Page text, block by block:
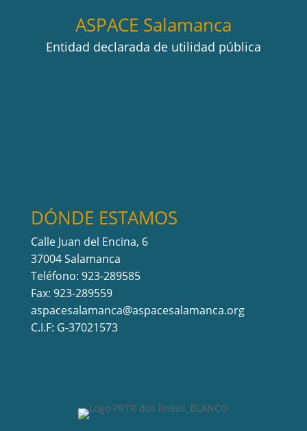
ASPACE Salamanca
Entidad declarada de utilidad pública
DÓNDE ESTAMOS
Calle Juan del Encina, 6
37004 Salamanca
Teléfono: 923-289585
Fax: 923-289559
aspacesalamanca@aspacesalamanca.org
C.I.F: G-37021573